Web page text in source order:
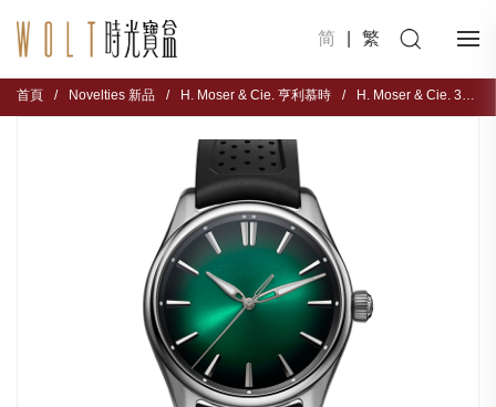
简 繁
首頁 / Novelties 新品 / H. Moser & Cie. 亨利慕時 / H. Moser & Cie. 3201-1201